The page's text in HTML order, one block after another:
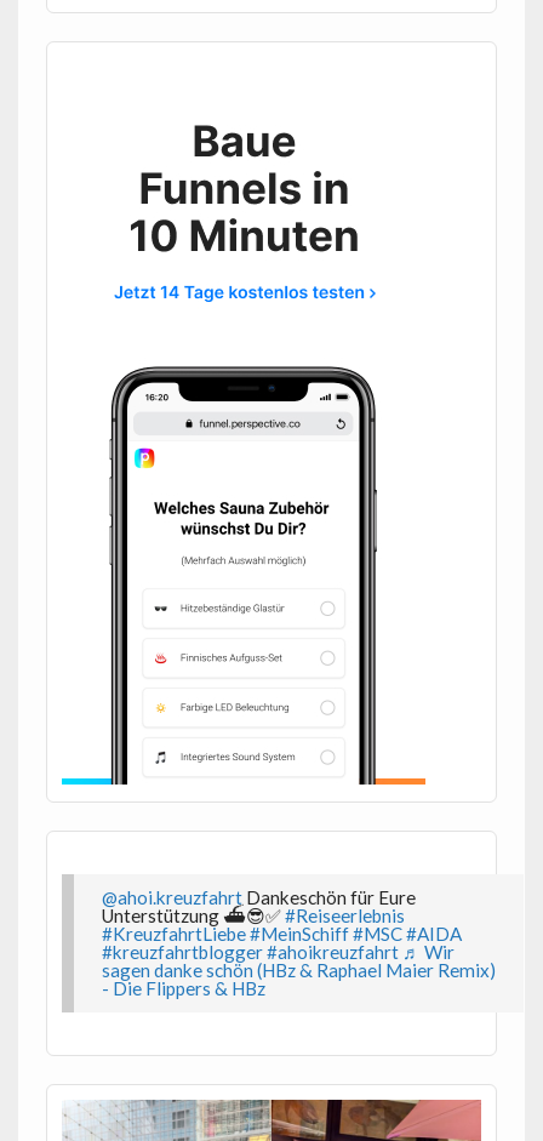
@ahoi.kreuzfahrt Dankeschön für Eure
Unterstützung ⛴️😎✅#Reiseerlebnis
#KreuzfahrtLiebe#MeinSchiff#MSC#AIDA
#kreuzfahrtblogger#ahoikreuzfahrt ♬ Wir
sagen danke schön (HBz & Raphael Maier Remix)
- Die Flippers & HBz